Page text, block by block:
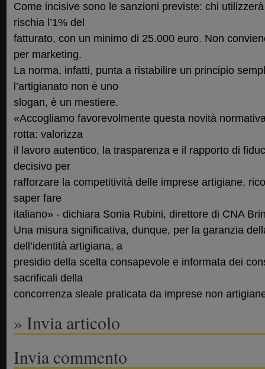
Come incisive sono le sanzioni previste: chi
rischia l’1% del
fatturato, con un minimo di 25.000 euro. Non
per marketing.
La norma, infatti, punta a ristabilire un principio
l’artigianato non è uno
slogan, è un mestiere.
«Accogliamo favorevolmente questa novità
rotta: valorizza
il lavoro autentico, la trasparenza e il rapporto di
decisivo per
rafforzare la competitività delle imprese artigiane,
saper fare
italiano» - dichiara Sonia Rubini, direttore di CNA
Una misura significativa, dunque, per la garanzia
dell’identità artigiana, a
presidio della scelta consapevole e informata dei
sacrificali della
concorrenza sleale praticata da imprese non
» Invia articolo
Invia commento